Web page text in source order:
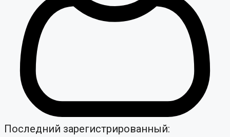
Последний зарегистрированный: